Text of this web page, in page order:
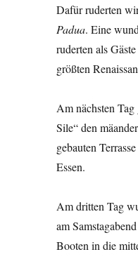
Dafür ruderten
Padua. Eine
ruderten als
größten
Am nächsten
Sile“ den
gebauten
Essen.
Am dritten Tag
am
Booten in die